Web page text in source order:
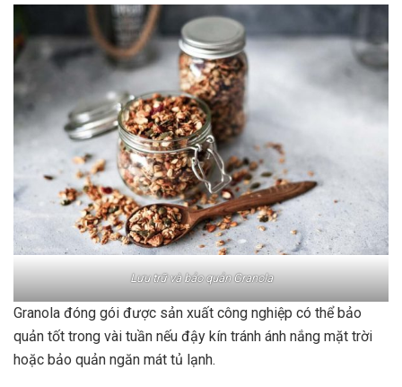
Lưu trữ và bảo quản Granola
Granola đóng gói được sản xuất công nghiệp có thể bảo
quản tốt trong vài tuần nếu đậy kín tránh ánh nắng mặt trời
hoặc bảo quản ngăn mát tủ lạnh.